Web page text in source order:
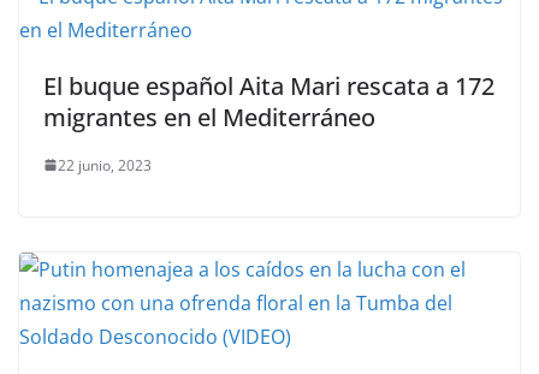
El buque español Aita Mari rescata a 172
migrantes en el Mediterráneo
22 junio, 2023